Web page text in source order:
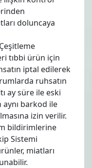
doluncaya
Çeşitleme
tıbbi ürün için
iptal edilerek
ruhsatın
ay süre ile eski
barkod ile
izin verilir.
bildirimlerine
Sistemi
miatları